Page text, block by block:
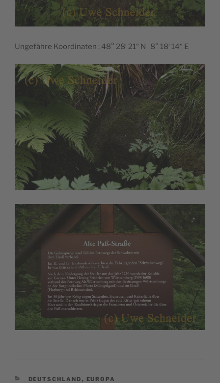
Ungefähre Koordinaten : 48° 28′ 21“ N 8° 18′ 14“ E
KATEGORIEN
DEUTSCHLAND , EUROPA